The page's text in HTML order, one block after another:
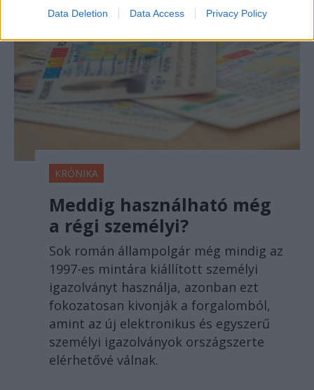
Data Deletion Data Access Privacy Policy
KRÓNIKA
Meddig használható még
a régi személyi?
Sok román állampolgár még mindig az
1997-es mintára kiállított személyi
igazolványt használja, azonban ezt
fokozatosan kivonják a forgalomból,
amint az új elektronikus és egyszerű
személyi igazolványok országszerte
elérhetővé válnak.